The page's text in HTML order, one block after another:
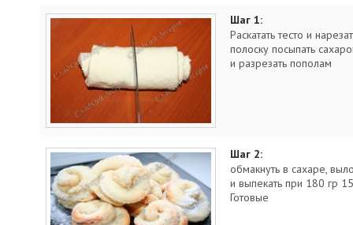
Шаг 1:
Раскатать тесто и
полоску посыпать
и разрезать пополам
Шаг 2:
обмакнуть в сахаре,
и выпекать при 180 гр
Готовые